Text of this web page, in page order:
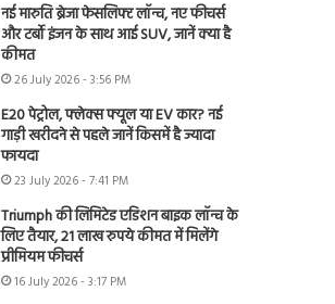
नई मारुति ब्रेजा फेसलिफ्ट लॉन्च, नए फीचर्स
और टर्बो इंजन के साथ आई SUV, जानें क्या है
कीमत
26 July 2026 - 3:56 PM
E20 पेट्रोल, फ्लेक्स फ्यूल या EV कार? नई
गाड़ी खरीदने से पहले जानें किसमें है ज्यादा
फायदा
23 July 2026 - 7:41 PM
Triumph की लिमिटेड एडिशन बाइक लॉन्च के
लिए तैयार, 21 लाख रुपये कीमत में मिलेंगे
प्रीमियम फीचर्स
16 July 2026 - 3:17 PM